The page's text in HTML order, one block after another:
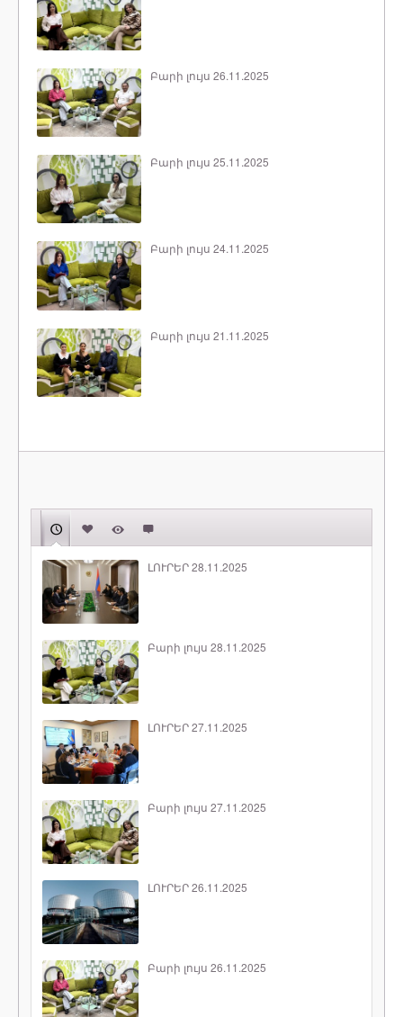
Բարի լույս 26.11.2025
Բարի լույս 25.11.2025
Բարի լույս 24.11.2025
Բարի լույս 21.11.2025
ԼՈՒՐԵՐ 28.11.2025
Բարի լույս 28.11.2025
ԼՈՒՐԵՐ 27.11.2025
Բարի լույս 27.11.2025
ԼՈՒՐԵՐ 26.11.2025
Բարի լույս 26.11.2025